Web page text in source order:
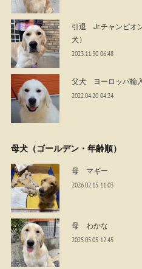
引退 Jr.チャンピオ
犬）
2023.11.30 06:48
父犬 ヨーロッパ
2022.04.20 04:24
母犬（ゴールデン・年齢順）
母 マギー
2026.02.15 11:03
母 わかな
2025.05.05 12:45